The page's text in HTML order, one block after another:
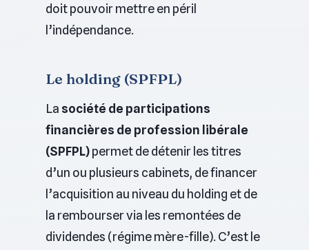
doit pouvoir mettre en péril
l’indépendance.
Le holding (SPFPL)
La société de participations
financières de profession libérale
(SPFPL)permet de détenir les titres
d’un ou plusieurs cabinets, de financer
l’acquisition au niveau du holding et de
la rembourser via les remontées de
dividendes (régime mère-fille). C’est le